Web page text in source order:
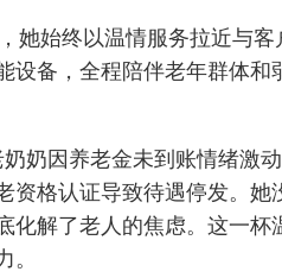
她始终以温情服务拉近与
设备，全程陪伴老年群体
奶因养老金未到账情绪激
资格认证导致待遇停发。
化解了老人的焦虑。这一
。